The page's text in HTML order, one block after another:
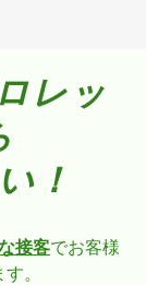
レッ
！
接客でお客様
。